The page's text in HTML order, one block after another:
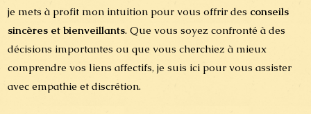
je mets à profit mon intuition pour vous offrir des conseils
sincères et bienveillants. Que vous soyez confronté à des
décisions importantes ou que vous cherchiez à mieux
comprendre vos liens affectifs, je suis ici pour vous assister
avec empathie et discrétion.